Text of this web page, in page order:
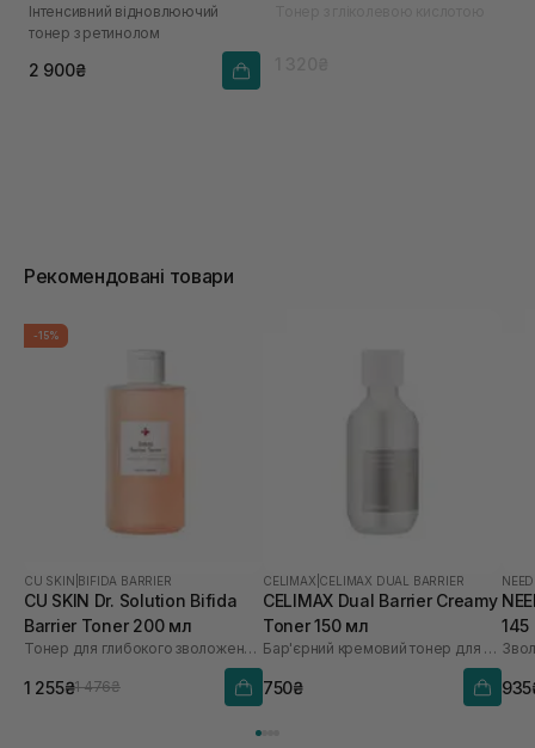
Інтенсивний відновлюючий
тонер з ретинолом
2 900₴
Рекомендовані товари
-15%
CU SKIN BIFIDA BARRIER
CU SKIN Dr. Solution Bifida
Barrier Toner 200 мл
Тонер для глибокого зволоження з лізатом біфідобактерій 85%
1 255₴1 476₴
CELIMAX CELIMAX DUAL BARRIER
CELIMAX Dual Barrier Creamy
Toner 150 мл
Бар'єрний кремовий тонер для обличчя
750₴